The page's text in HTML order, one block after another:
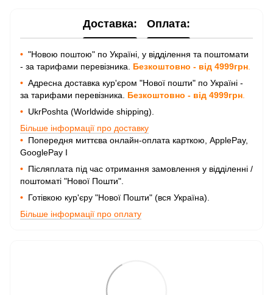
Доставка: Оплата:
• "Новою поштою" по Україні, у відділення та поштомати
- за тарифами перевізника. Безкоштовно - від 4999грн
• Адресна доставка кур'єром "Нової пошти" по Україні -
за тарифами перевізника. Безкоштовно - від 4999грн
• UkrPoshta (Worldwide shipping).
Більше інформації про доставку
• Попередня миттєва онлайн-оплата карткою, ApplePay,
GooglePay I
• Післяплата під час отримання замовлення у відділенні /
поштоматі "Нової Пошти".
• Готівкою кур'єру "Нової Пошти" (вся Україна).
Більше інформації про оплату